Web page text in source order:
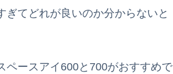
てどれが良いのか分からないと
ペースアイ600と700がおすすめで